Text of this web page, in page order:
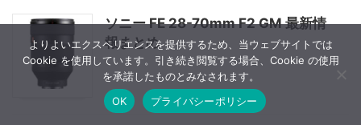
ソニー FE 28-70mm F2 GM 最新情
報まとめ
よりよいエクスペリエンスを提供するため、当ウェブサイトでは
Cookie を使用しています。引き続き閲覧する場合、Cookie の使用
を承諾したものとみなされます。
OK
プライバシーポリシー